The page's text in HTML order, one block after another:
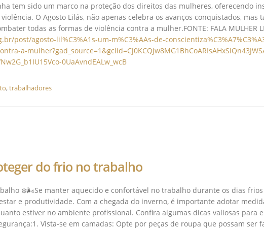
tem sido um marco na proteção dos direitos das mulheres, oferecendo
O Agosto Lilás, não apenas celebra os avanços conquistados, mas
todas as formas de violência contra a mulher.FONTE: FALA MULHER
post/agosto-lil%C3%A1s-um-m%C3%AAs-de-
a-
0UaAvndEALw_wcB
,trabalhadores
do frio no trabalho
❄️🌬️Se manter aquecido e confortável no trabalho durante os dias frios
e produtividade. Com a chegada do inverno, é importante adotar
estiver no ambiente profissional. Confira algumas dicas valiosas para
Vista-se em camadas: Opte por peças de roupa que possam ser